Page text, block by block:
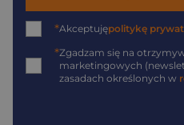
*Akceptujępolitykę
*Zgadzam się na
marketingowych
zasadach określonych w